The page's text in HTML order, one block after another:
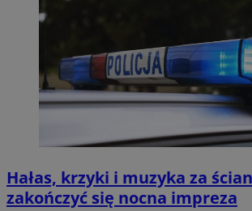
Hałas, krzyki i muzyka za
zakończyć się nocna impreza